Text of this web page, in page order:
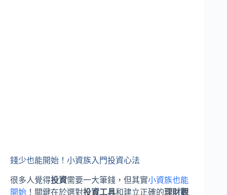
錢少也能開始！小資族入門投資心法
很多人覺得投資需要一大筆錢，但其實小資族也能
開始 ！關鍵在於選對投資工具和建立正確的理財觀